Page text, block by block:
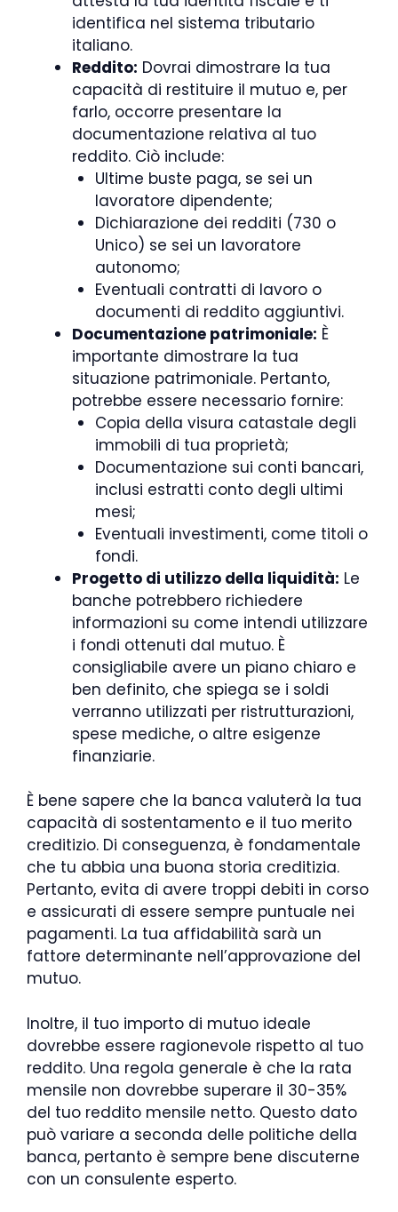
identifica nel sistema tributario
italiano.
Reddito: Dovrai dimostrare la tua
capacità di restituire il mutuo e, per
farlo, occorre presentare la
documentazione relativa al tuo
reddito. Ciò include:
Ultime buste paga, se sei un
lavoratore dipendente;
Dichiarazione dei redditi (730 o
Unico) se sei un lavoratore
autonomo;
Eventuali contratti di lavoro o
documenti di reddito aggiuntivi.
Documentazione patrimoniale: È
importante dimostrare la tua
situazione patrimoniale. Pertanto,
potrebbe essere necessario fornire:
Copia della visura catastale degli
immobili di tua proprietà;
Documentazione sui conti bancari,
inclusi estratti conto degli ultimi
mesi;
Eventuali investimenti, come titoli o
fondi.
Progetto di utilizzo della liquidità: Le
banche potrebbero richiedere
informazioni su come intendi utilizzare
i fondi ottenuti dal mutuo. È
consigliabile avere un piano chiaro e
ben definito, che spiega se i soldi
verranno utilizzati per ristrutturazioni,
spese mediche, o altre esigenze
finanziarie.
È bene sapere che la banca valuterà la tua
capacità di sostentamento e il tuo merito
creditizio. Di conseguenza, è fondamentale
che tu abbia una buona storia creditizia.
Pertanto, evita di avere troppi debiti in corso
e assicurati di essere sempre puntuale nei
pagamenti. La tua affidabilità sarà un
fattore determinante nell’approvazione del
mutuo.
Inoltre, il tuo importo di mutuo ideale
dovrebbe essere ragionevole rispetto al tuo
reddito. Una regola generale è che la rata
mensile non dovrebbe superare il 30-35%
del tuo reddito mensile netto. Questo dato
può variare a seconda delle politiche della
banca, pertanto è sempre bene discuterne
con un consulente esperto.